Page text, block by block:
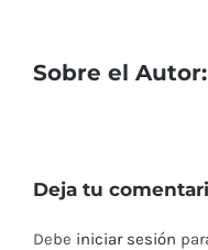
Sobre el Autor:
Deja tu
Debe iniciar sesión